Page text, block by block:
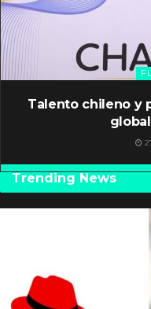
Talento chileno y
Trending News